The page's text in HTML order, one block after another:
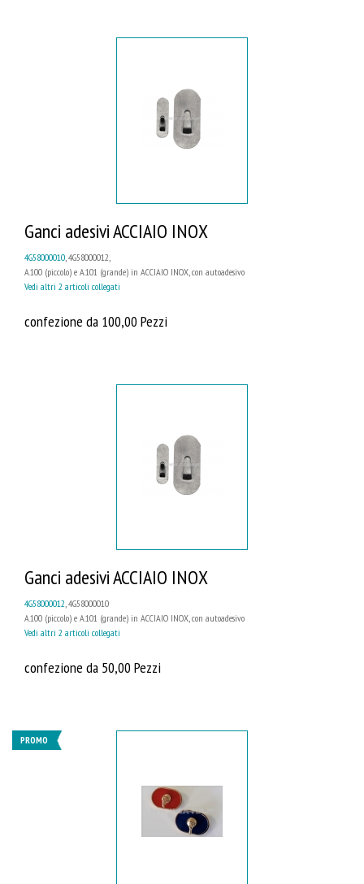
Ganci adesivi ACCIAIO INOX
4G58000010 , 4G58000012,
A.100 (piccolo) e A.101 (grande) in ACCIAIO INOX, con autoadesivo
Vedi altri 2 articoli collegati
confezione da 100,00 Pezzi
Ganci adesivi ACCIAIO INOX
4G58000012, 4G58000010
A.100 (piccolo) e A.101 (grande) in ACCIAIO INOX, con autoadesivo
Vedi altri 2 articoli collegati
confezione da 50,00 Pezzi
PROMO